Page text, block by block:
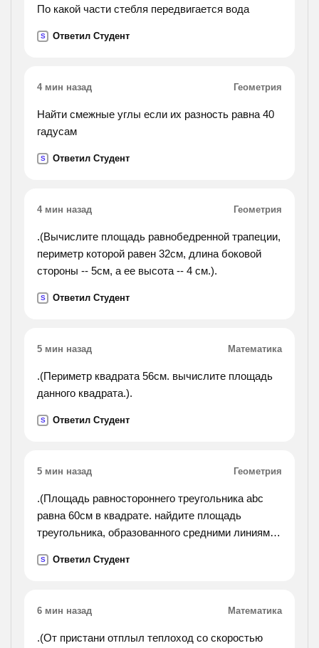
По какой части стебля передвигается вода
S Ответил Студент
4 мин назад Геометрия
Найти смежные углы если их разность равна 40
гадусам
S Ответил Студент
4 мин назад Геометрия
.(Вычислите площадь равнобедренной трапеции,
периметр которой равен 32см, длина боковой
стороны -- 5см, а ее высота -- 4 см.).
S Ответил Студент
5 мин назад Математика
.(Периметр квадрата 56см. вычислите площадь
данного квадрата.).
S Ответил Студент
5 мин назад Геометрия
.(Площадь равностороннего треугольника abc
равна 60см в квадрате. найдите площадь
треугольника, образованного средними линиями
S Ответил Студент
6 мин назад Математика
.(От пристани отплыл теплоход со скоростью